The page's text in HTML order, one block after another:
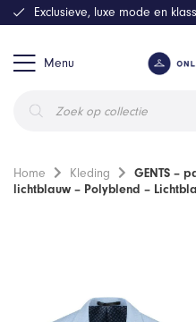
Menu
zoeken
Exclusieve, luxe mode en
Home Kleding
GENTS –
lichtblauw – Polyblend –